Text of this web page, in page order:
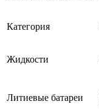
Категория
Жидкости
Литиевые батареи